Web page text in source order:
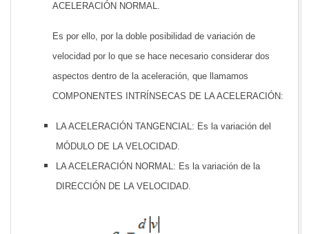
ACELERACIÓN NORMAL.
Es por ello, por la doble posibilidad de variación de
velocidad por lo que se hace necesario considerar dos
aspectos dentro de la aceleración, que llamamos
COMPONENTES INTRÍNSECAS DE LA ACELERACIÓN:
LA ACELERACIÓN TANGENCIAL: Es la variación del
MÓDULO DE LA VELOCIDAD.
LA ACELERACIÓN NORMAL: Es la variación de la
DIRECCIÓN DE LA VELOCIDAD.